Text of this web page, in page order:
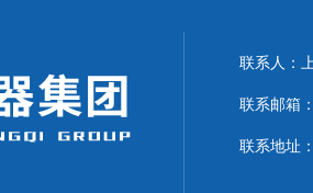
联系人：
联系邮箱
联系地址